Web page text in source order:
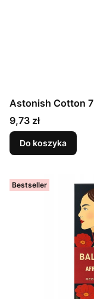
Astonish Cotton
Cena
9,73 zł
Do koszyka
Bestseller